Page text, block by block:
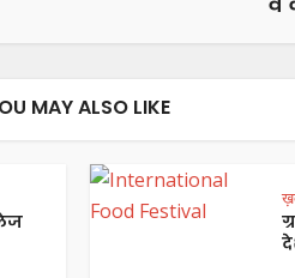
MAY ALSO LIKE